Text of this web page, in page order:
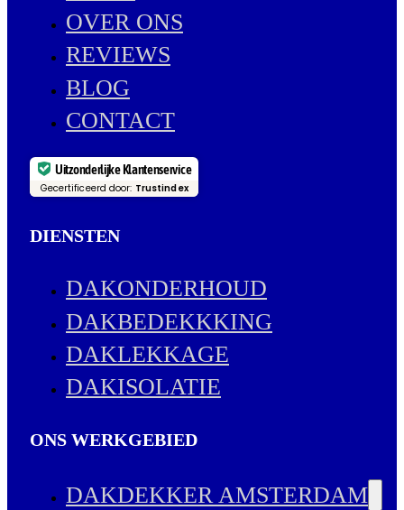
OVER ONS
REVIEWS
BLOG
CONTACT
Uitzonderlijke Klantenservice
Gecertificeerd door: Trustindex
DIENSTEN
DAKONDERHOUD
DAKBEDEKKKING
DAKLEKKAGE
DAKISOLATIE
ONS WERKGEBIED
DAKDEKKER AMSTERDAM